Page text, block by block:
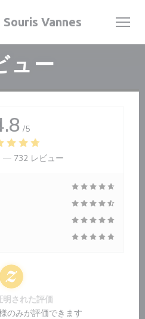
Vannes
ュー
/5
— 732 レビュー
明された評価
のみが評価できます